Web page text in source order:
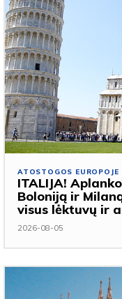
ATOSTOGOS EUROPOJE
ITALIJA!
Boloniją ir
visus lėktuvų ir
2026-08-05